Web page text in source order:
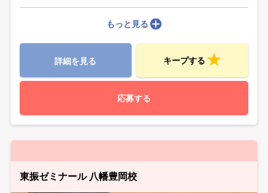
もっと見る
詳細を見る キープする
応募する
東振ゼミナール 八幡豊岡校